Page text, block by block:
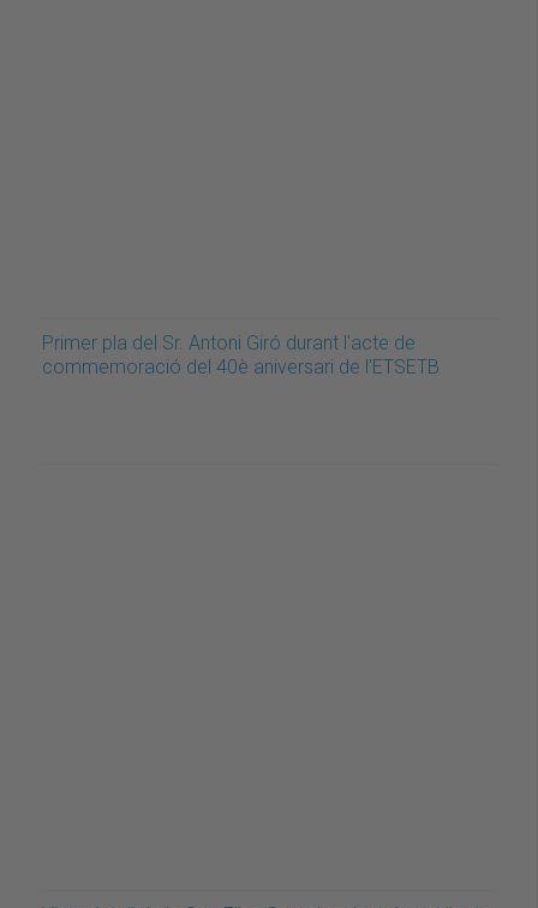
Primer pla del Sr. Antoni Giró durant l'acte de
commemoració del 40è aniversari de l'ETSETB